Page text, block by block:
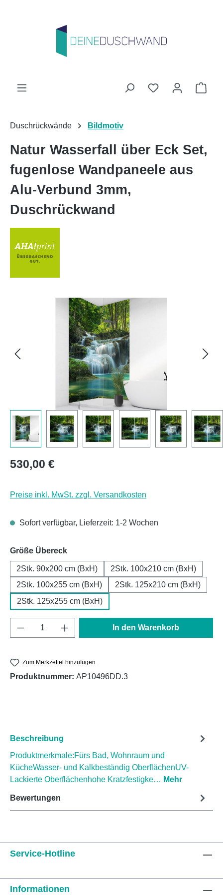
Du hast 0
Duschrückwände Bildmotiv
Natur Wasserfall über Eck Set,
fugenlose Wandpaneele aus
Alu-Verbund 3mm,
Duschrückwand
Regulärer Preis:
530,00 €
Preise inkl. MwSt. zzgl. Versandkosten
Sofort verfügbar, Lieferzeit: 1-2 Wochen
Größe Übereckauswählen
2Stk. 90x200 cm (BxH)
2Stk. 100x210 cm (BxH)
2Stk. 100x255 cm (BxH)
2Stk. 125x210 cm (BxH)
2Stk. 125x255 cm (BxH)
Produkt Anzahl: Gib den gewünschten
In den Warenkorb
Zum Merkzettel hinzufügen
Produktnummer: AP10496DD.3
Beschreibung
Produktmerkmale:Fürs Bad, Wohnraum und
KücheWasser- und Kalkbeständig OberflächenUV-
Lackierte Oberflächenhohe Kratzfestigke… Mehr
Bewertungen
Service-Hotline
Informationen